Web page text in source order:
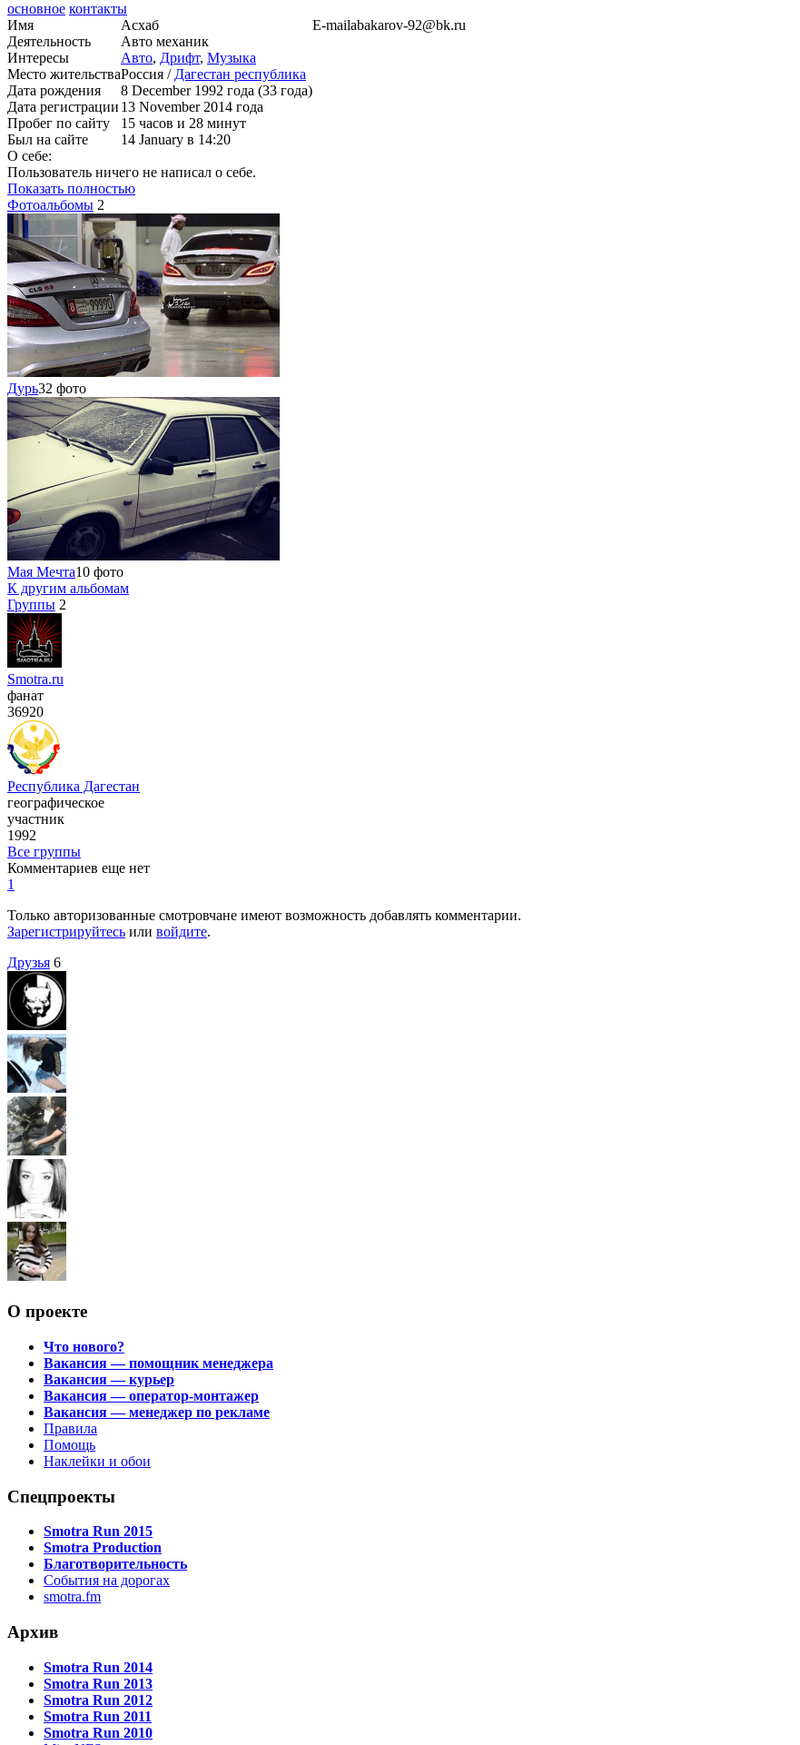
основное контакты
Имя
Асхаб
Деятельность
Авто механик
Интересы
Авто, Дрифт, Музыка
Место жительстваРоссия /Дагестан республика
Дата рождения
8 December 1992 года (33 года)
Дата регистрации 13 November 2014 года
Пробег по сайту
15 часов и 28 минут
Был на сайте
14 January в 14:20
E-mailabakarov-92@bk.ru
О себе:
Пользователь ничего не написал о себе.
Показать полностью
Фотоальбомы 2
Дурь32 фото
Мая Мечта10 фото
К другим альбомам
Группы 2
Smotra.ru
фанат
36920
Республика Дагестан
географическое
участник
1992
Все группы
Комментариев еще нет
1
Только авторизованные смотровчане имеют возможность добавлять комментарии.
Зарегистрируйтесь или войдите.
Друзья 6
О проекте
Что нового?
Вакансия — помощник менеджера
Вакансия — курьер
Вакансия — оператор-монтажер
Вакансия — менеджер по рекламе
Правила
Помощь
Наклейки и обои
Спецпроекты
Smotra Run 2015
Smotra Production
Благотворительность
События на дорогах
smotra.fm
Архив
Smotra Run 2014
Smotra Run 2013
Smotra Run 2012
Smotra Run 2011
Smotra Run 2010